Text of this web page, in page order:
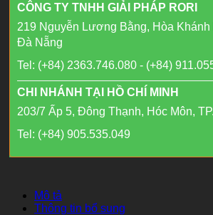
CÔNG TY TNHH GIẢI PHÁP RORI
219 Nguyễn Lương Bằng, Hòa Khánh
Đà Nẵng
Tel: (+84) 2363.746.080 - (+84)
CHI NHÁNH TẠI HỒ CHÍ MINH
203/7 Ấp 5, Đông Thạnh, Hóc Môn,
Tel: (+84) 905.535.049
Mô tả
Thông tin bổ sung